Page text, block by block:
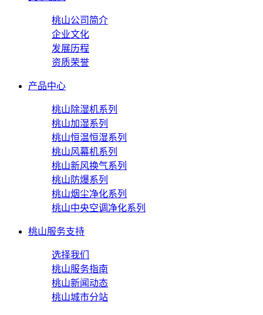
桃山公司简介
企业文化
发展历程
资质荣誉
产品中心
桃山除湿机系列
桃山加湿系列
桃山恒温恒湿系列
桃山风幕机系列
桃山新风换气系列
桃山防爆系列
桃山烟尘净化系列
桃山中央空调净化系列
桃山服务支持
选择我们
桃山服务指南
桃山新闻动态
桃山城市分站